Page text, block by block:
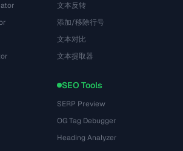
文本反转
添加/移除行号
文本对比
文本提取器
SEO Tools
SERP Preview
OG Tag Debugger
Heading Analyzer